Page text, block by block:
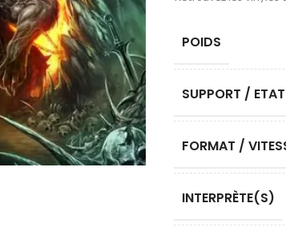
POIDS
SUPPORT / ETAT
FORMAT /
INTERPRÈTE(S)